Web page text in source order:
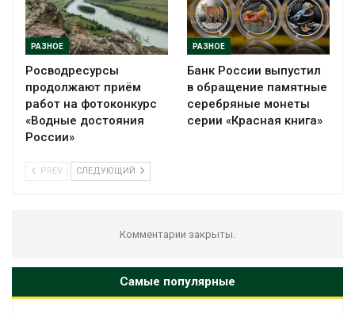
РАЗНОЕ
Росводресурсы
продолжают приём
работ на фотоконкурс
«Водные достояния
России»
РАЗНОЕ
Банк России выпустил
в обращение памятные
серебряные монеты
серии «Красная книга»
PREV СЛЕДУЮЩИЙ
Комментарии закрыты.
Самые популярные